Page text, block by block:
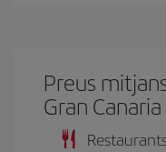
Preus
Gran Canaria